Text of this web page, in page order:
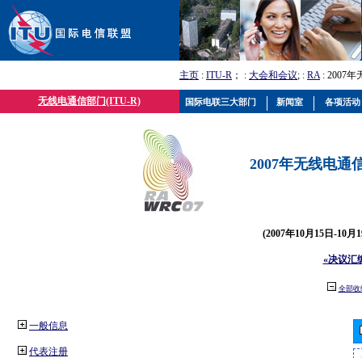
主页 : ITU-R ； : 大会和会议; : RA: 2007年
无线电通信部门(ITU-R)
2007年无线电通
(2007年10月15日-10月
«决议汇
全部收
一般信息
代表注册
国际电联三大部门 新闻室 各项活动